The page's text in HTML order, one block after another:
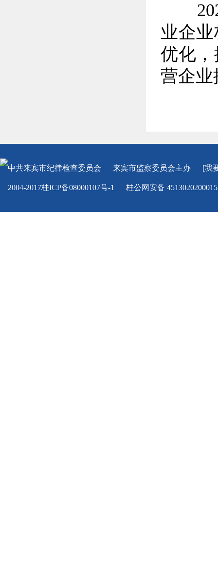
2022
业企
优化
营企业
中共来宾市纪律检查委员会 来宾市监察委员会主办 [我
2004-2017桂ICP备08000107号-1 桂公网安备